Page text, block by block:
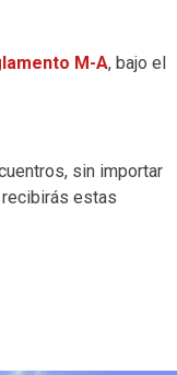
M-A, bajo el
sin importar
estas